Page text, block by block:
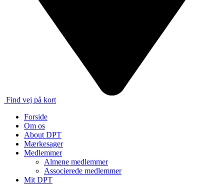
Find vej på kort
Forside
Om os
About DPT
Mærkesager
Medlemmer
Almene medlemmer
Associerede medlemmer
Mit DPT